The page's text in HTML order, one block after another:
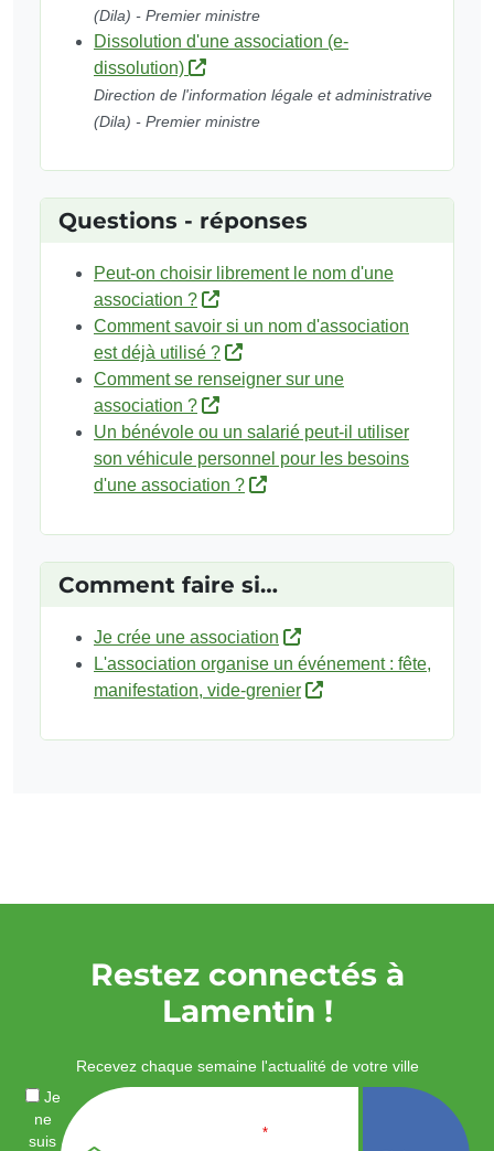
(Dila) - Premier ministre
Dissolution d'une association (e-
dissolution)
Direction de l'information légale et administrative
(Dila) - Premier ministre
Questions - réponses
Peut-on choisir librement le nom d'une
association ?
Comment savoir si un nom d'association
est déjà utilisé ?
Comment se renseigner sur une
association ?
Un bénévole ou un salarié peut-il utiliser
son véhicule personnel pour les besoins
d'une association ?
Comment faire si…
Je crée une association
L'association organise un événement : fête,
manifestation, vide-grenier
Restez connectés à
Lamentin !
Recevez chaque semaine l'actualité de votre ville
Je
ne
suis
*